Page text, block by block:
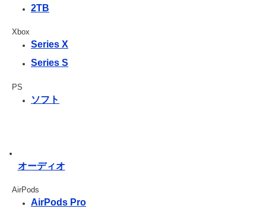
2TB
Xbox
Series X
Series S
PS
ソフト
オーディオ
AirPods
AirPods Pro